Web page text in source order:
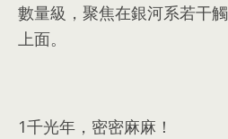
數量級 ， 聚焦在銀河系若干
上面。
1千光年 ， 密密麻麻！